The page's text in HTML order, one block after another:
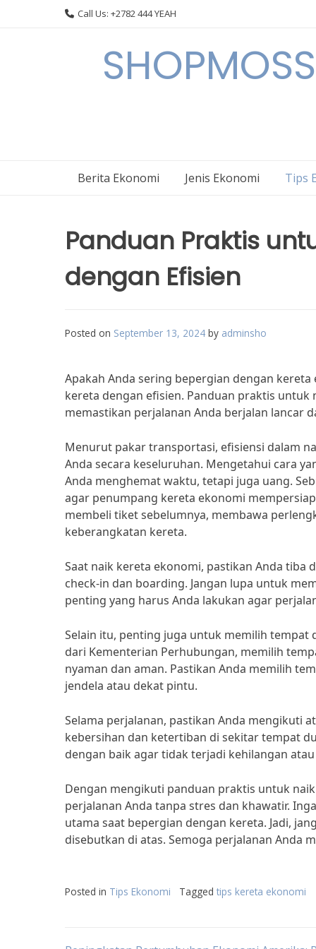
Call Us: +2782 444 YEAH
Berita Ekonomi Jenis Ekonomi Tips
Panduan Praktis
dengan Efisien
Posted on September 13, 2024 by adminsho
Apakah Anda sering bepergian dengan
kereta dengan efisien. Panduan praktis
memastikan perjalanan Anda berjalan lancar
Menurut pakar transportasi, efisiensi dalam
Anda secara keseluruhan. Mengetahui cara
Anda menghemat waktu, tetapi juga uang.
agar penumpang kereta ekonomi
membeli tiket sebelumnya, membawa
keberangkatan kereta.
Saat naik kereta ekonomi, pastikan Anda
check-in dan boarding. Jangan lupa untuk
penting yang harus Anda lakukan agar
Selain itu, penting juga untuk memilih
dari Kementerian Perhubungan, memilih
nyaman dan aman. Pastikan Anda memilih
jendela atau dekat pintu.
Selama perjalanan, pastikan Anda mengikuti
kebersihan dan ketertiban di sekitar tempat
dengan baik agar tidak terjadi kehilangan atau
Dengan mengikuti panduan praktis untuk
perjalanan Anda tanpa stres dan khawatir.
utama saat bepergian dengan kereta. Jadi,
disebutkan di atas. Semoga perjalanan Anda
Posted in Tips Ekonomi Tagged tips kereta ekonomi